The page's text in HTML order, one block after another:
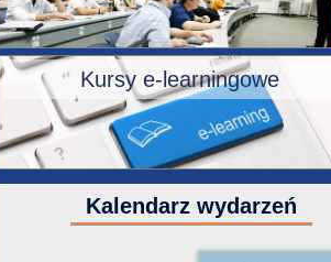
Kursy e-learningowe
Kalendarz wydarzeń